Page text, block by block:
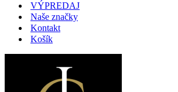
VÝPREDAJ
Naše značky
Kontakt
Košík